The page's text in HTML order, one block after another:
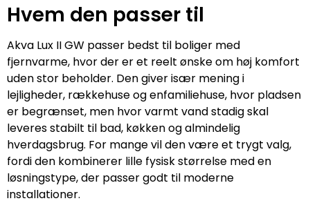
Hvem den passer til
Akva Lux II GW passer bedst til boliger med
fjernvarme, hvor der er et reelt ønske om høj komfort
uden stor beholder. Den giver især mening i
lejligheder, rækkehuse og enfamiliehuse, hvor pladsen
er begrænset, men hvor varmt vand stadig skal
leveres stabilt til bad, køkken og almindelig
hverdagsbrug. For mange vil den være et trygt valg,
fordi den kombinerer lille fysisk størrelse med en
løsningstype, der passer godt til moderne
installationer.